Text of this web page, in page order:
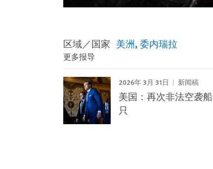
区域／国家 美洲 委内瑞拉
更多报导
2026年 3月 31日 新闻稿
美国：再次非法空袭船
只